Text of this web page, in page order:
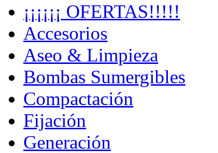
¡¡¡¡¡¡ OFERTAS!!!!!
Accesorios
Aseo & Limpieza
Bombas Sumergibles
Compactación
Fijación
Generación